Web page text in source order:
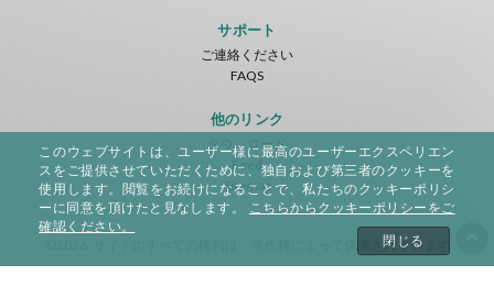
Archer VR
ToroGames
サポート
ご連絡ください
FAQS
他のリンク
ダウンロード
Feed
Sitemap
©2026. サイトのすべての権利は、著作権によって保護されています
このウェブサイトは、ユーザー様に最高のユーザーエクスペリエン
スをご提供させていただくために、独自および第三者のクッキーを
使用します。閲覧をお続けになることで、私たちのクッキーポリシ
ーに同意を頂けたと見なします。 こちらからクッキーポリシーをご
確認ください。
閉じる